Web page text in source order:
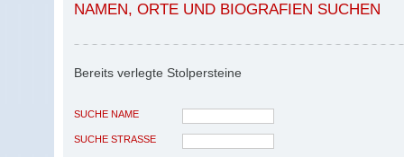
NAMEN, ORTE UND BIOGRAFIEN SUCHEN
Bereits verlegte Stolpersteine
SUCHE NAME
SUCHE STRASSE